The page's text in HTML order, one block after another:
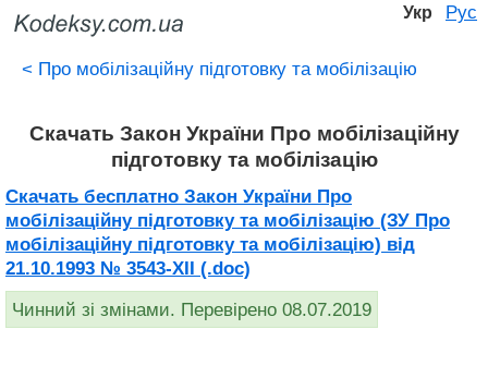
Укр Рус
< Про мобілізаційну підготовку та мобілізацію
Скачать Закон України Про мобілізаційну
підготовку та мобілізацію
Скачать бесплатно Закон України Про
мобілізаційну підготовку та мобілізацію (ЗУ Про
мобілізаційну підготовку та мобілізацію) від
21.10.1993 № 3543-XII (.doc)
Чинний зі змінами. Перевірено 08.07.2019